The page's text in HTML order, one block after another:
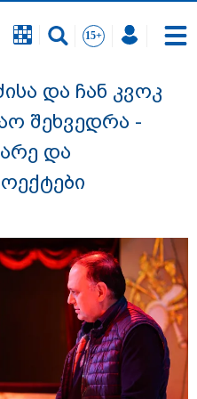
დაკავებულ ორ
იმნაძესა და
აღკვეთის
და ჩან კვოკ
შეხვედრა -
და